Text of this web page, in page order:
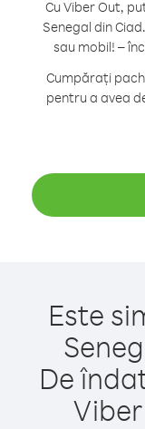
Cu Viber Out,
Senegal din Ciad.
sau mobil! –
Cumpărați
pentru a avea
Este
De